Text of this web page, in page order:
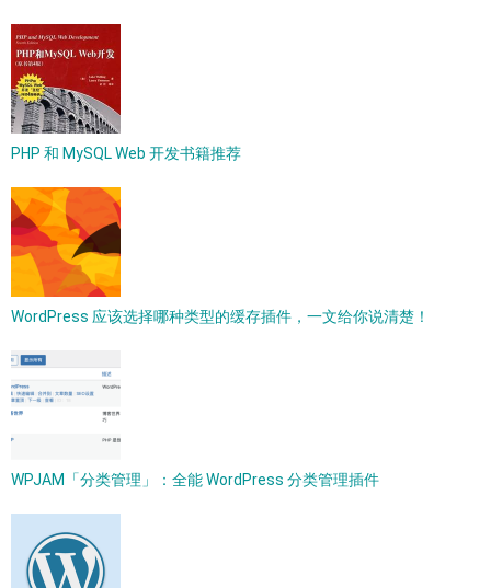
PHP 和 MySQL Web 开发书籍推荐
WordPress 应该选择哪种类型的缓存插件，一文给你说清楚！
WPJAM「分类管理」：全能 WordPress 分类管理插件